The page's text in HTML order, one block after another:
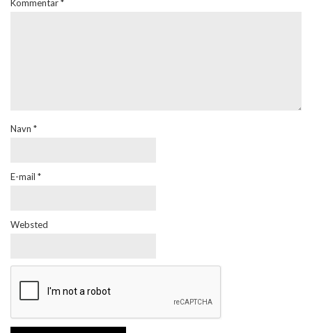
Kommentar*
Navn *
E-mail *
Websted